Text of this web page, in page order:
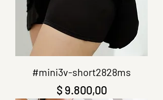
#mini3v-short2828ms
Precio
$ 9.800,00